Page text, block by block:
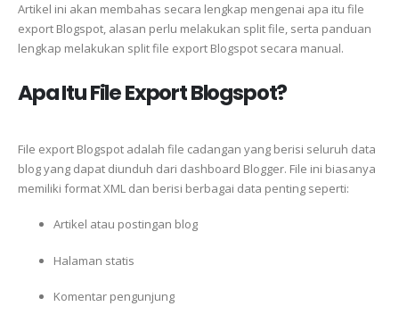
Artikel ini akan membahas secara lengkap mengenai apa itu file
export Blogspot, alasan perlu melakukan split file, serta panduan
lengkap melakukan split file export Blogspot secara manual.
Apa Itu File Export Blogspot?
File export Blogspot adalah file cadangan yang berisi seluruh data
blog yang dapat diunduh dari dashboard Blogger. File ini biasanya
memiliki format XML dan berisi berbagai data penting seperti:
Artikel atau postingan blog
Halaman statis
Komentar pengunjung